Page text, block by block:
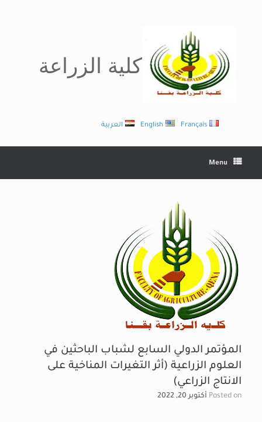
كلية الزراعة
العربية English Français
Menu
المؤتمر الدولي السابع لشباب الباحثين في
العلوم الزراعية (أثر التغيرات المناخية على
الانتاج الزراعي)
Posted on أكتوبر 20, 2022